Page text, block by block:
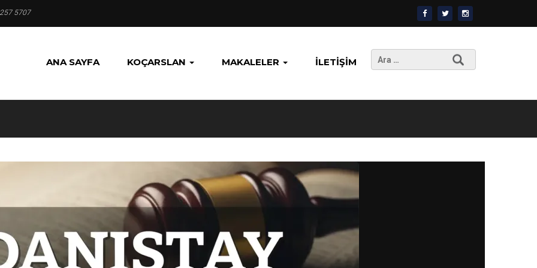
5707
ANA SAYFA KOÇARSLAN MAKALELER İLETIŞIM
Arama: